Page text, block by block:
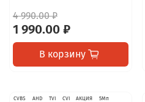
4 990.00 ₽
1 990.00 ₽
В корзину
CVBS AHD TVI CVI АКЦИЯ
5Мп